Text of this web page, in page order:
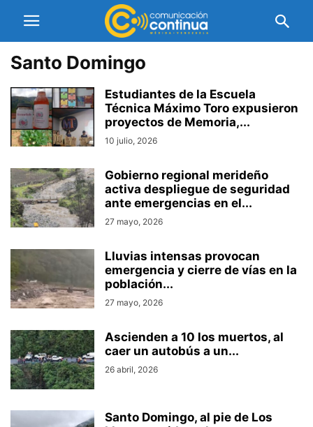
Santo Domingo
Estudiantes de la Escuela
Técnica Máximo Toro expusieron
proyectos de Memoria,...
10 julio, 2026
Gobierno regional merideño
activa despliegue de seguridad
ante emergencias en el...
27 mayo, 2026
Lluvias intensas provocan
emergencia y cierre de vías en la
población...
27 mayo, 2026
Ascienden a 10 los muertos, al
caer un autobús a un...
26 abril, 2026
Santo Domingo, al pie de Los